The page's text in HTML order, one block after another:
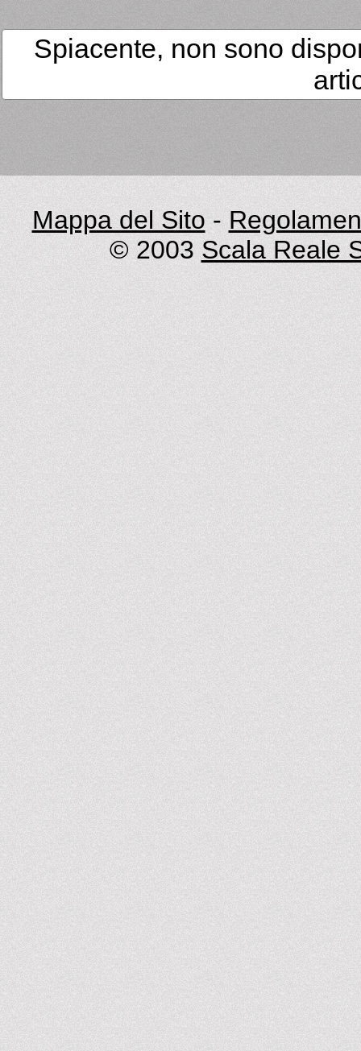
Spiacente, non sono
Mappa del Sito -
© 2003 Scala Reale